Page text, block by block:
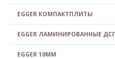
EGGER КОМПАКТПЛИТЫ
EGGER ЛАМИНИРОВАННЫЕ
EGGER 10MM